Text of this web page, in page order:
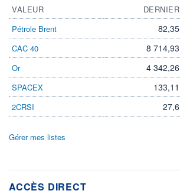
VALEUR DERNIER
Pétrole Brent
82,35
CAC 40 8 714,93
Or 4 342,26
SPACEX 133,11
2CRSI 27,6
Gérer mes listes
ACCÈS DIRECT